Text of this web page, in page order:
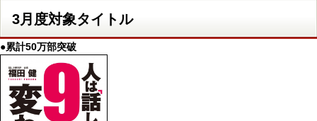
3月度対象タイトル
●累計50万部突破